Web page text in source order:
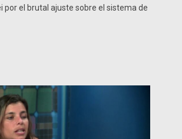
por el brutal ajuste sobre el sistema de